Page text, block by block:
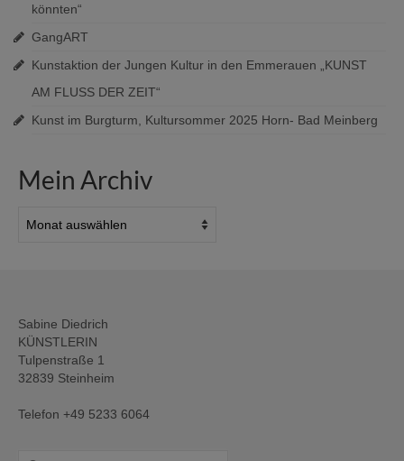
könnten“
GangART
Kunstaktion der Jungen Kultur in den Emmerauen „KUNST
AM FLUSS DER ZEIT“
Kunst im Burgturm, Kultursommer 2025 Horn- Bad Meinberg
Mein Archiv
Archiv
Sabine Diedrich
KÜNSTLERIN
Tulpenstraße 1
32839 Steinheim
Telefon +49 5233 6064
Suche